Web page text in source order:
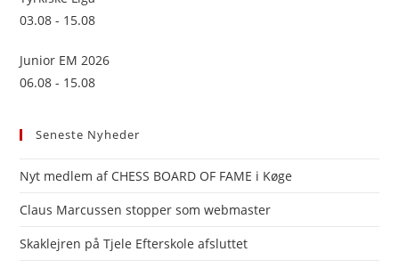
03.08 - 15.08
Junior EM 2026
06.08 - 15.08
Seneste Nyheder
Nyt medlem af CHESS BOARD OF FAME i Køge
Claus Marcussen stopper som webmaster
Skaklejren på Tjele Efterskole afsluttet